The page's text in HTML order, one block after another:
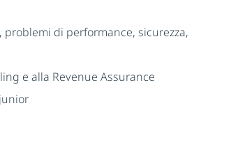
di performance, sicurezza,
e alla Revenue Assurance